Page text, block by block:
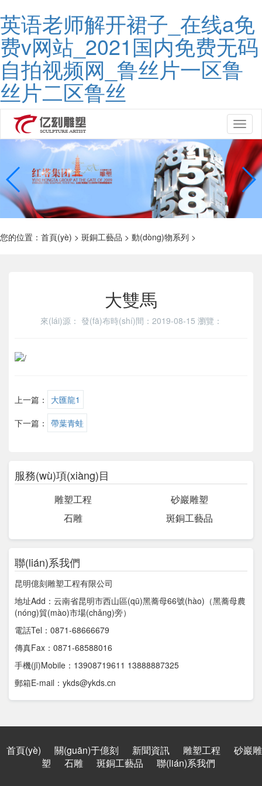
英语老师解开裙子_在线a免
费v网站_2021国内免费无码
自拍视频网_鲁丝片一区鲁
丝片二区鲁丝
您的位置： 首頁(yè) > 斑銅工藝品 > 動(dòng)物系列 >
大雙馬
來(lái)源： 發(fā)布時(shí)間：2019-08-15 瀏覽：
上一篇：
大匯龍1
下一篇： 帶葉青蛙
服務(wù)項(xiàng)目
雕塑工程
砂巖雕塑
石雕
斑銅工藝品
聯(lián)系我們
昆明億刻雕塑工程有限公司
地址Add：云南省昆明市西山區(qū)黑蕎母66號(hào)（黑蕎母農
(nóng)貿(mào)市場(chǎng)旁）
電話Tel：0871-68666679
傳真Fax：0871-68588016
手機(jī)Mobile：13908719611 13888887325
郵箱E-mail：ykds@ykds.cn
首頁(yè) 關(guān)于億刻 新聞資訊 雕塑工程
砂巖雕
塑
石雕 斑銅工藝品 聯(lián)系我們